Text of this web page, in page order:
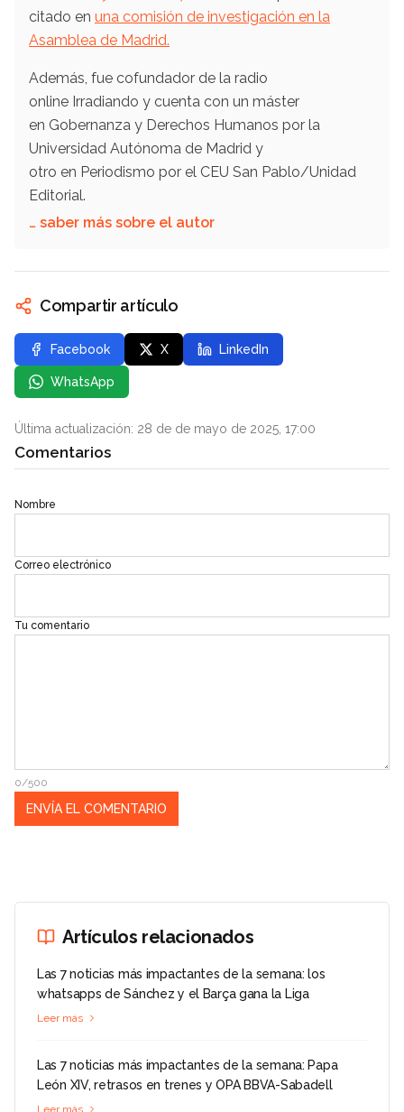
citado en una comisión de investigación en la
Asamblea de Madrid.
Además, fue cofundador de la radio
online Irradiando y cuenta con un máster
en Gobernanza y Derechos Humanos por la
Universidad Autónoma de Madrid y
otro en Periodismo por el CEU San Pablo/Unidad
Editorial.
… saber más sobre el autor
Compartir artículo
Facebook X LinkedIn
WhatsApp
Última actualización: 28 de de mayo de 2025, 17:00
Comentarios
Nombre
Correo electrónico
Tu comentario
0/500
Artículos relacionados
Las 7 noticias más impactantes de la semana: los
whatsapps de Sánchez y el Barça gana la Liga
Leer más
Las 7 noticias más impactantes de la semana: Papa
León XIV, retrasos en trenes y OPA BBVA-Sabadell
Leer más